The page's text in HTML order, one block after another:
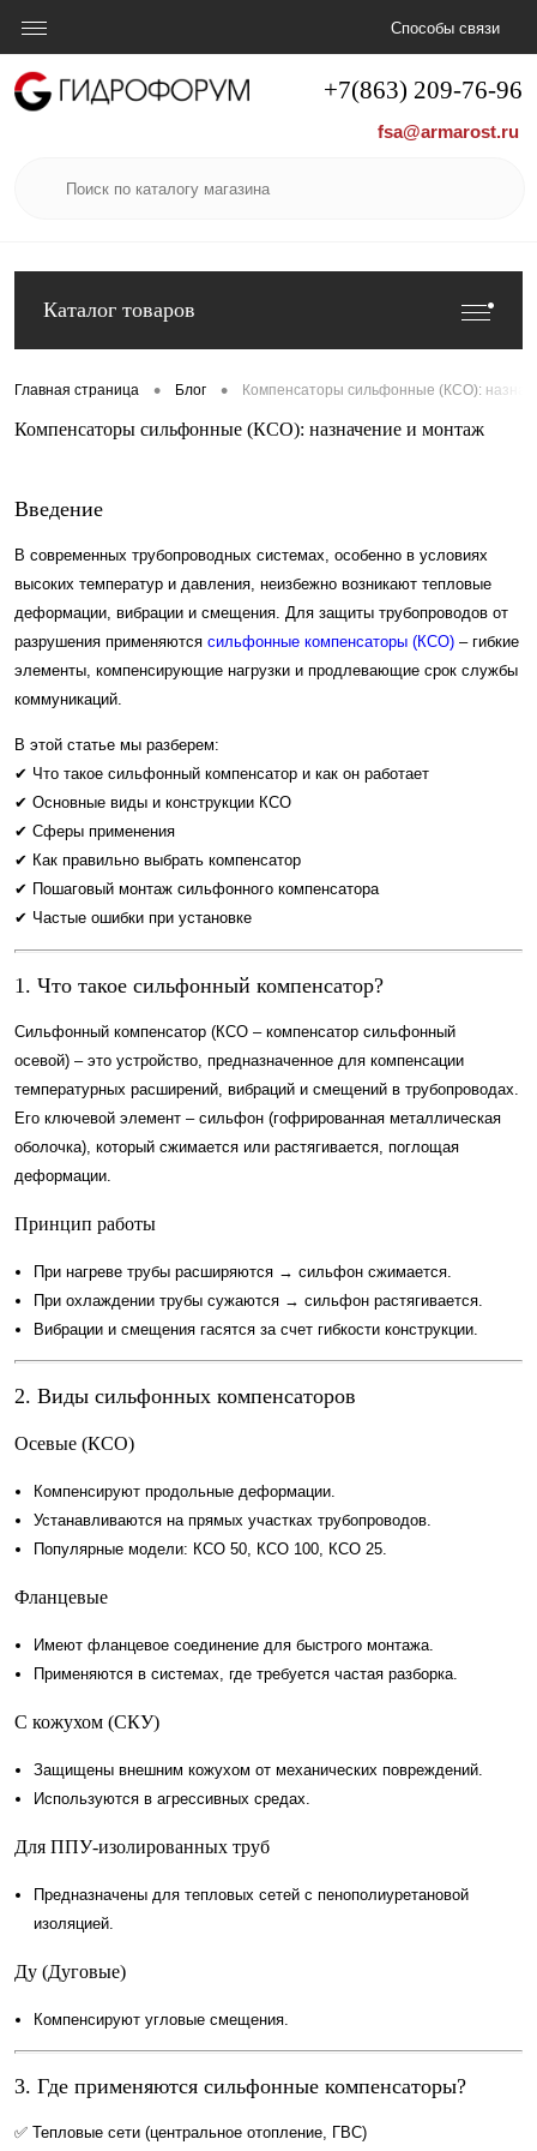
+7(863) 209-76-96
fsa@armarost.ru
Способы связи
Каталог товаров
Главная страница • Блог • Компенсаторы сильфонные (КСО):
Компенсаторы сильфонные (КСО): назначение и монтаж
Введение
В современных трубопроводных системах, особенно в условиях
высоких температур и давления, неизбежно возникают тепловые
деформации, вибрации и смещения. Для защиты трубопроводов от
разрушения применяются сильфонные компенсаторы (КСО) – гибкие
элементы, компенсирующие нагрузки и продлевающие срок службы
коммуникаций.
В этой статье мы разберем:
✔ Что такое сильфонный компенсатор и как он работает
✔ Основные виды и конструкции КСО
✔ Сферы применения
✔ Как правильно выбрать компенсатор
✔ Пошаговый монтаж сильфонного компенсатора
✔ Частые ошибки при установке
1. Что такое сильфонный компенсатор?
Сильфонный компенсатор (КСО – компенсатор сильфонный
осевой) – это устройство, предназначенное для компенсации
температурных расширений, вибраций и смещений в трубопроводах.
Его ключевой элемент – сильфон (гофрированная металлическая
оболочка), который сжимается или растягивается, поглощая
деформации.
Принцип работы
При нагреве трубы расширяются → сильфон сжимается.
При охлаждении трубы сужаются → сильфон растягивается.
Вибрации и смещения гасятся за счет гибкости конструкции.
2. Виды сильфонных компенсаторов
Осевые (КСО)
Компенсируют продольные деформации.
Устанавливаются на прямых участках трубопроводов.
Популярные модели: КСО 50, КСО 100, КСО 25.
Фланцевые
Имеют фланцевое соединение для быстрого монтажа.
Применяются в системах, где требуется частая разборка.
С кожухом (СКУ)
Защищены внешним кожухом от механических повреждений.
Используются в агрессивных средах.
Для ППУ-изолированных труб
Предназначены для тепловых сетей с пенополиуретановой
изоляцией.
Ду (Дуговые)
Компенсируют угловые смещения.
3. Где применяются сильфонные компенсаторы?
✅ Тепловые сети (центральное отопление, ГВС)